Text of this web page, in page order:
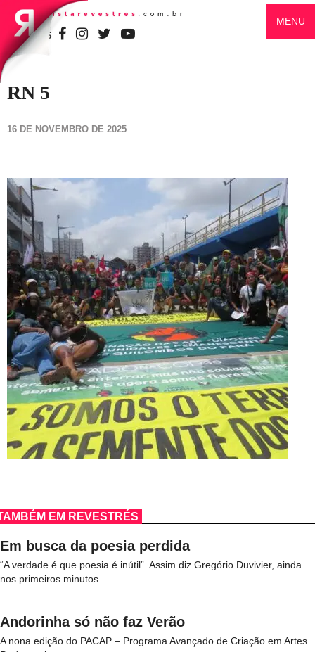
SIGA-NOS
MENU
RN 5
16 DE NOVEMBRO DE 2025
EM REVESTRÉS
Em busca da poesia perdida
“A verdade é que poesia é inútil”. Assim diz Gregório Duvivier, ainda
nos primeiros minutos...
Andorinha só não faz Verão
A nona edição do PACAP – Programa Avançado de Criação em Artes